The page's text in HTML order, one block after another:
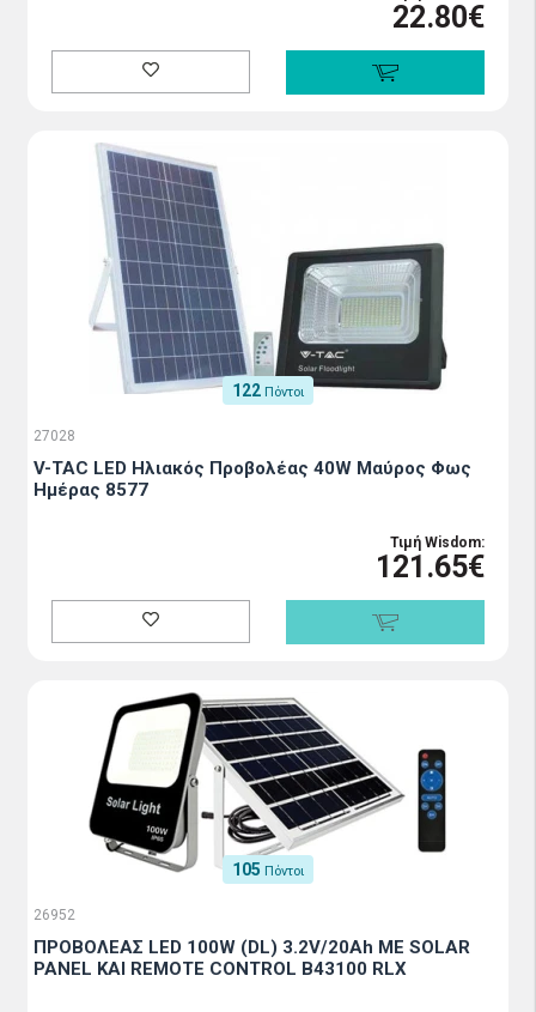
22.80€
122 Πόντοι
27028
V-TAC LED Ηλιακός Προβολέας 40W Μαύρος Φως
Ημέρας 8577
Τιμή Wisdom:
121.65€
105 Πόντοι
26952
ΠΡΟΒΟΛΕΑΣ LED 100W (DL) 3.2V/20Ah ΜΕ SOLAR
PANEL ΚΑΙ REMOTE CONTROL B43100 RLX